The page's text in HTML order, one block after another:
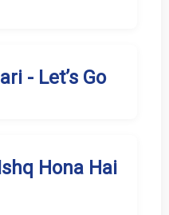
- Let’s Go
Hona Hai